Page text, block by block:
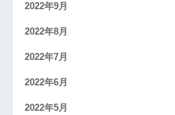
2022年9月
2022年8月
2022年7月
2022年6月
2022年5月